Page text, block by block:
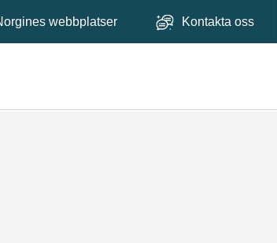
webbplatser Kontakta oss